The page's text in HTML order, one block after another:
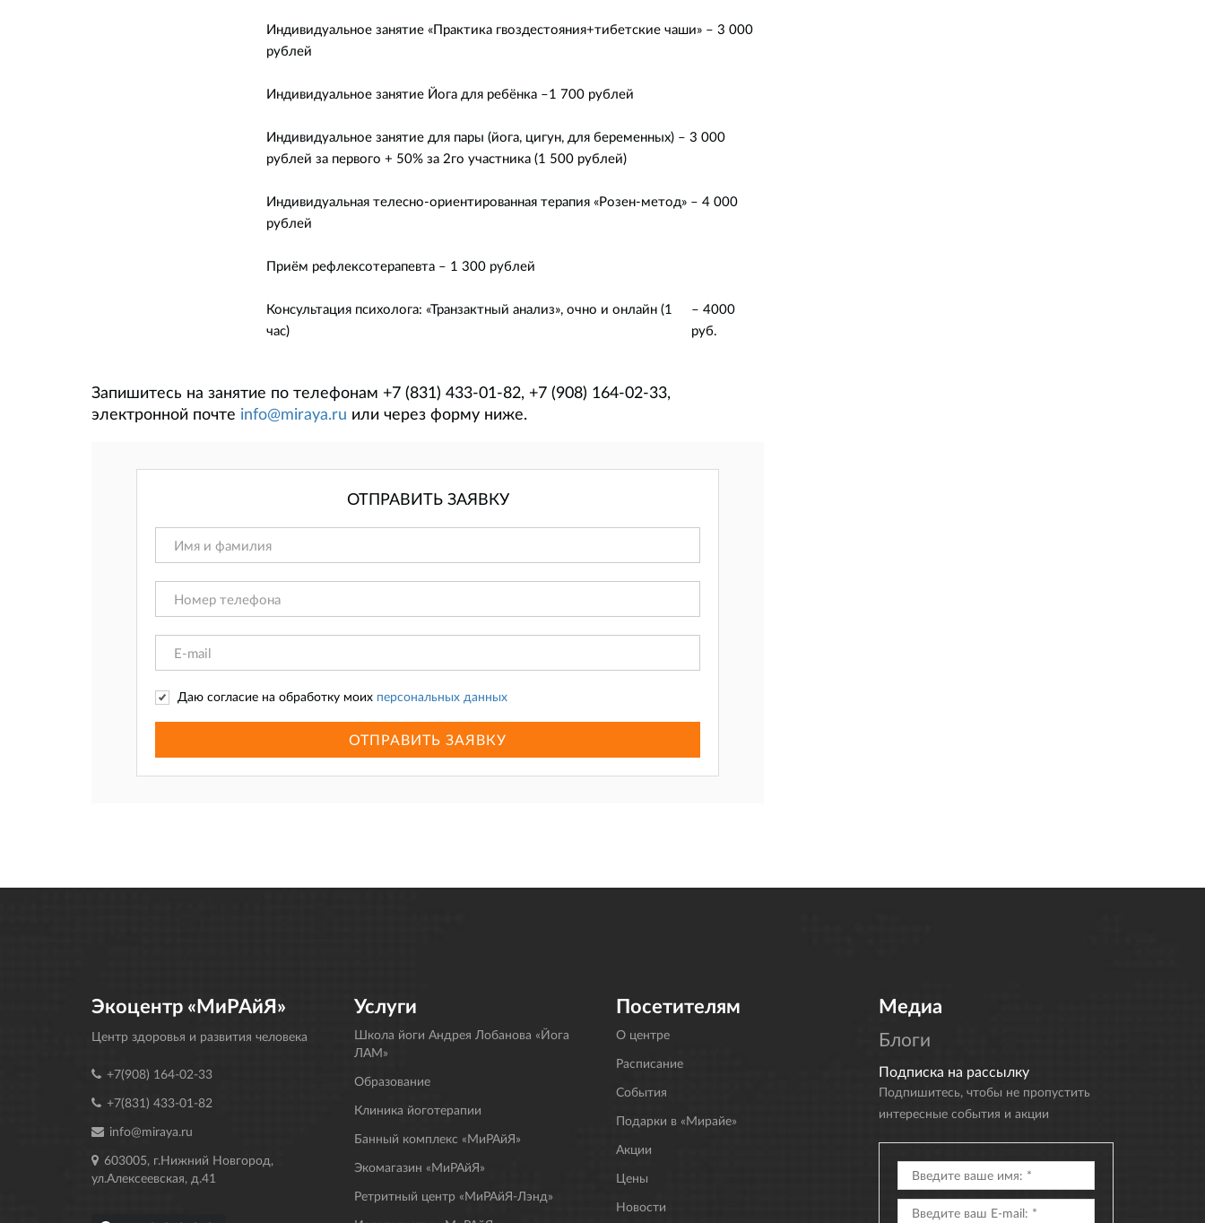
Индивидуальное занятие «Практика гвоздестояния+тибетские чаши» – 3 000
рублей
Индивидуальное занятие Йога для ребёнка –1 700 рублей
Индивидуальное занятие для пары (йога, цигун, для беременных) – 3 000
рублей за первого + 50% за 2го участника (1 500 рублей)
Индивидуальная телесно-ориентированная терапия «Розен-метод» – 4 000
рублей
Приём рефлексотерапевта – 1 300 рублей
Консультация психолога: «Транзактный анализ», очно и онлайн (1
час)
– 4000
руб.
Запишитесь на занятие по телефонам +7 (831) 433-01-82, +7 (908) 164-02-33,
электронной почте info@miraya.ru или через форму ниже.
ОТПРАВИТЬ ЗАЯВКУ
Даю согласие на обработку моих персональных данных
ОТПРАВИТЬ ЗАЯВКУ
Экоцентр «МиРАйЯ»
Центр здоровья и развития человека
+7(908) 164-02-33
+7(831) 433-01-82
info@miraya.ru
603005, г.Нижний Новгород,
ул.Алексеевская, д.41
Услуги
Школа йоги Андрея Лобанова «Йога
ЛАМ»
Образование
Клиника йоготерапии
Банный комплекс «МиРАйЯ»
Экомагазин «МиРАйЯ»
Ретритный центр «МиРАйЯ-Лэнд»
Посетителям
О центре
Расписание
События
Подарки в «Мирайе»
Акции
Цены
Новости
Медиа
Блоги
Подписка на рассылку
Подпишитесь, чтобы не пропустить
интересные события и акции